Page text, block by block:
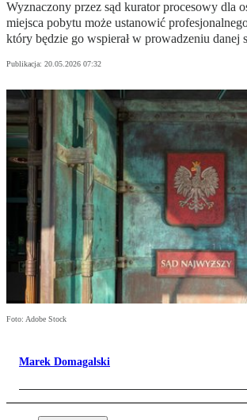
Wyznaczony przez sąd kurator procesowy dla
miejsca pobytu może ustanowić
który będzie go wspierał w prowadzeniu danej
Publikacja: 20.05.2026 07:32
Foto: Adobe Stock
Marek Domagalski